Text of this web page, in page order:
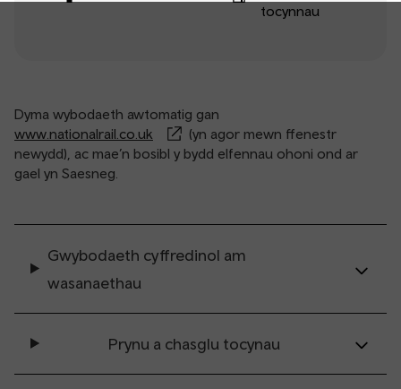
tocynnau
Dyma wybodaeth awtomatig gan
www.nationalrail.co.uk
(yn agor mewn ffenestr
newydd), ac mae’n bosibl y bydd elfennau ohoni ond ar
gael yn Saesneg.
Gwybodaeth cyffredinol am
wasanaethau
Prynu a chasglu tocynau